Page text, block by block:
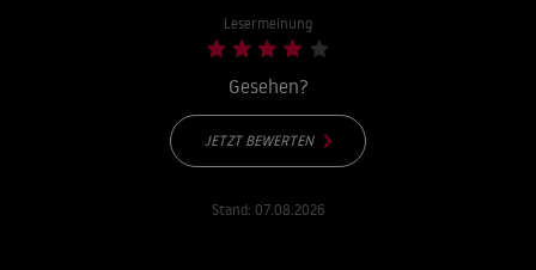
Lesermeinung
Gesehen?
JETZT BEWERTEN
Stand: 07.08.2026